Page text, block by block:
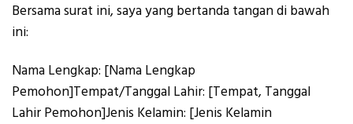
Bersama surat ini, saya yang bertanda tangan di bawah
ini:
Nama Lengkap: [Nama Lengkap
Pemohon]Tempat/Tanggal Lahir: [Tempat, Tanggal
Lahir Pemohon]Jenis Kelamin: [Jenis Kelamin